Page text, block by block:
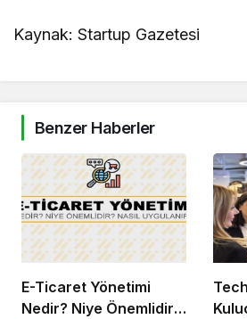
Kaynak: Startup Gazetesi
Benzer Haberler
E-Ticaret Yönetimi
Nedir? Niye Önemlidir?